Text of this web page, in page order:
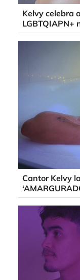
Kelvy celebra
LGBTQIAPN+
Cantor Kelvy